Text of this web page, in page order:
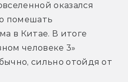
оказался
помешать
в Китае. В итоге
человеке 3»
сильно отойдя от